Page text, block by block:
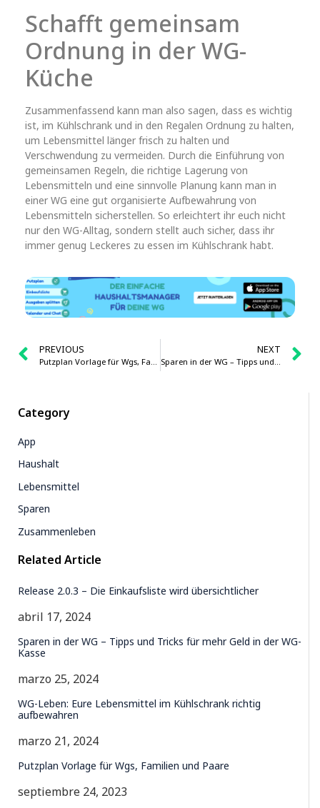
Category
App
Haushalt
Lebensmittel
Sparen
Zusammenleben
Related Article
Release 2.0.3 – Die Einkaufsliste wird übersichtlicher
abril 17, 2024
Sparen in der WG – Tipps und Tricks für mehr Geld in der WG-
Kasse
marzo 25, 2024
WG-Leben: Eure Lebensmittel im Kühlschrank richtig
aufbewahren
marzo 21, 2024
Putzplan Vorlage für Wgs, Familien und Paare
septiembre 24, 2023
Schafft gemeinsam
Ordnung in der WG-
Küche
Zusammenfassend kann man also sagen, dass es wichtig
ist, im Kühlschrank und in den Regalen Ordnung zu halten,
um Lebensmittel länger frisch zu halten und
Verschwendung zu vermeiden. Durch die Einführung von
gemeinsamen Regeln, die richtige Lagerung von
Lebensmitteln und eine sinnvolle Planung kann man in
einer WG eine gut organisierte Aufbewahrung von
Lebensmitteln sicherstellen. So erleichtert ihr euch nicht
nur den WG-Alltag, sondern stellt auch sicher, dass ihr
immer genug Leckeres zu essen im Kühlschrank habt.
PREVIOUS NEXT